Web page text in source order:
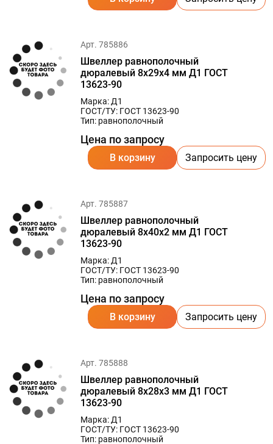
Арт. 785886
Швеллер равнополочный
дюралевый 8х29х4 мм Д1 ГОСТ
13623-90
Марка: Д1
ГОСТ/ТУ: ГОСТ 13623-90
Тип: равнополочный
Цена по запросу
В корзину Запросить цену
Арт. 785887
Швеллер равнополочный
дюралевый 8х40х2 мм Д1 ГОСТ
13623-90
Марка: Д1
ГОСТ/ТУ: ГОСТ 13623-90
Тип: равнополочный
Цена по запросу
В корзину Запросить цену
Арт. 785888
Швеллер равнополочный
дюралевый 8х28х3 мм Д1 ГОСТ
13623-90
Марка: Д1
ГОСТ/ТУ: ГОСТ 13623-90
Тип: равнополочный